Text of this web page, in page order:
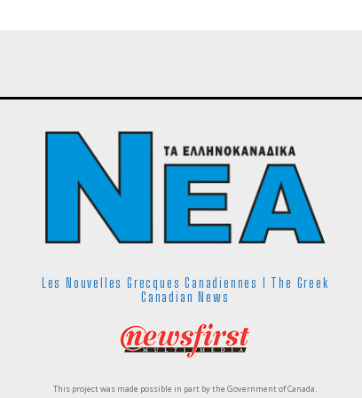
Les Nouvelles Grecques Canadiennes I The Greek
Canadian News
This project was made possible in part by the Government of Canada.